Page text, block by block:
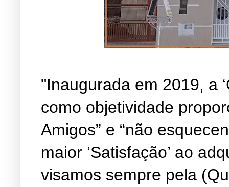
"Inaugurada em 2019, a
como objetividade
Amigos” e “não
maior ‘Satisfação’ ao
visamos sempre pela